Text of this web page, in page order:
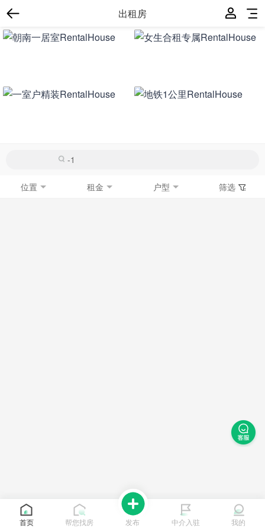
出租房
位置 租金 户型 筛选
首页 帮您找房 发布 中介入驻 我的